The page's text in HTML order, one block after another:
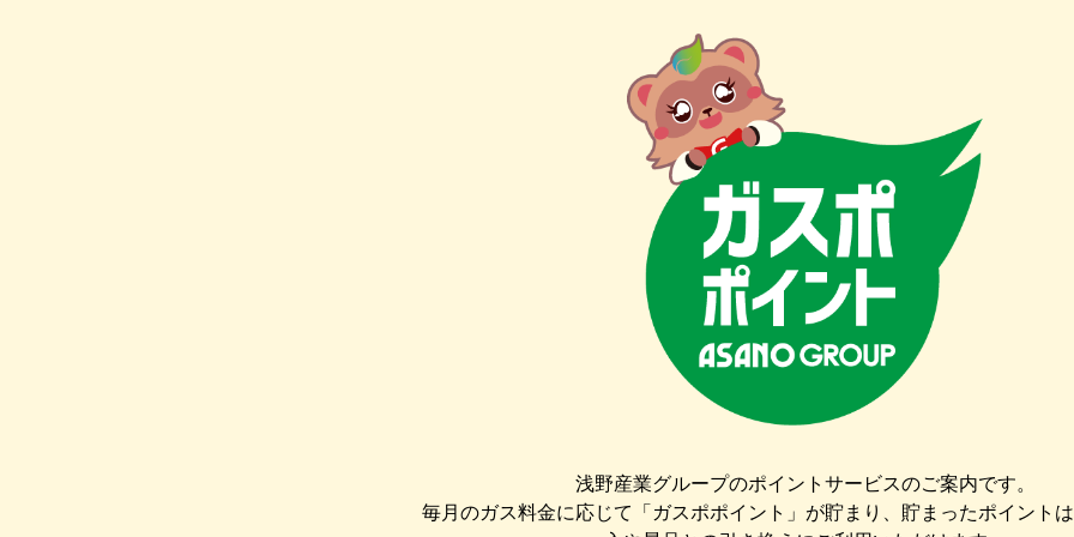
浅野産業グループのポイントサービスのご案内です。
毎月のガス料金に応じて「ガスポポイント」が貯まり、貯まったポイント